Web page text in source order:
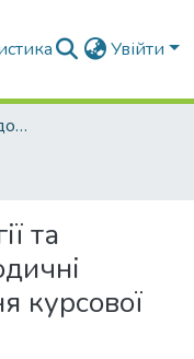
Увійти
Навчально-методичні документи
та
курсової